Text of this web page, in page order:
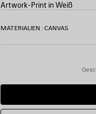
Artwork-Print in Weiß
FARBEN
MATERIALIEN : CANVAS